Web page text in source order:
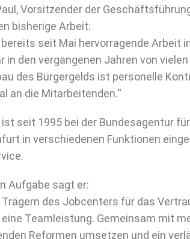
Vorsitzender der
bisherige Arbeit:
bereits seit Mai hervorragende Arbeit
in den vergangenen Jahren von
des Bürgergelds ist personelle
an die Mitarbeitenden.“
seit 1995 bei der Bundesagentur
in verschiedenen Funktionen
Aufgabe sagt er:
Trägern des Jobcenters für das
Teamleistung. Gemeinsam mit
Reformen umsetzen und ein